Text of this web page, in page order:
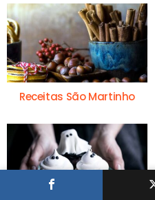
Receitas São Martinho